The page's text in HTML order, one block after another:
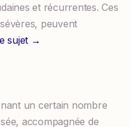
et récurrentes. Ces
peuvent
sujet →
un certain nombre
accompagnée de